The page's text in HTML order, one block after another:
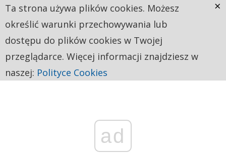
ad
Ta strona używa plików cookies. Możesz
określić warunki przechowywania lub
dostępu do plików cookies w Twojej
przeglądarce. Więcej informacji znajdziesz w
naszej: Polityce Cookies
×